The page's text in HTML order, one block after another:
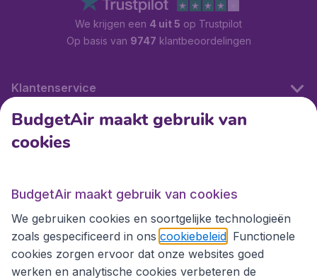
We krijgen een 4 uit 5 op Trustpilot
Op basis van 9747 klantbeoordelingen
Klantenservice
Internationale sites
Internationale sites
BudgetAir maakt gebruik van
cookies
BudgetAir maakt gebruik van cookies
We gebruiken cookies en soortgelijke technologieën
zoals gespecificeerd in ons cookiebeleid . Functionele
cookies zorgen ervoor dat onze websites goed
werken en analytische cookies verbeteren de